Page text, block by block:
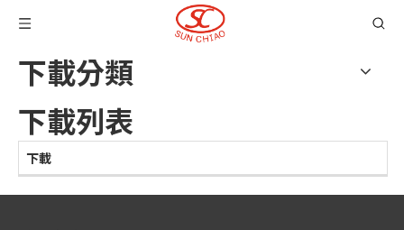
下載分類
下載列表
下載